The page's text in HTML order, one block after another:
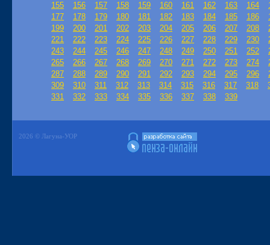
155
156 157 158 159 160 161 162 163 164
177
178 179 180 181 182 183 184 185 186
199
200 201 202 203 204 205 206 207 208
221
222 223 224 225 226 227 228 229 230
243
244 245 246 247 248 249 250 251 252
265
266 267 268 269 270 271 272 273 274
287
288 289 290 291 292 293 294 295 296
309
310 311 312 313 314 315 316 317 318
331
332 333 334 335 336 337 338 339
2026 © Лагуна-УОР